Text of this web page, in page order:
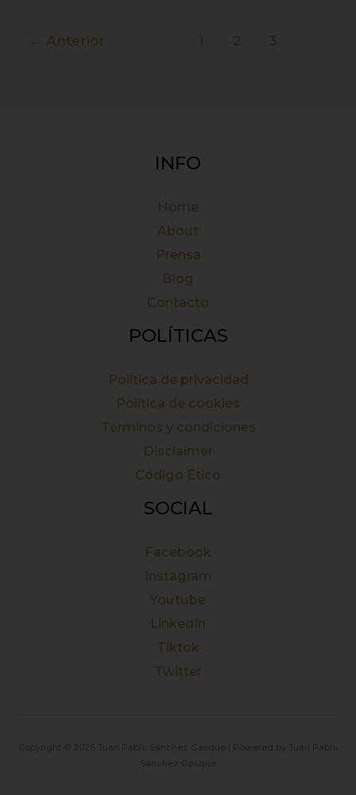
← Anterior 1 2
INFO
Home
About
Prensa
Blog
Contacto
POLÍTICAS
Política de privacidad
Política de cookies
Términos y condiciones
Disclaimer
Código Ético
SOCIAL
Facebook
Instagram
Youtube
LinkedIn
Tiktok
Twitter